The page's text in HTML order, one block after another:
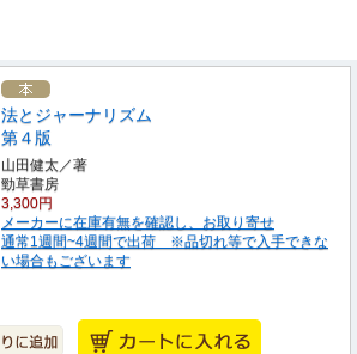
法とジャーナリズム
第４版
山田健太／著
勁草書房
3,300円
メーカーに在庫有無を確認し、お取り寄せ
通常1週間~4週間で出荷 ※品切れ等で入手できな
い場合もございます